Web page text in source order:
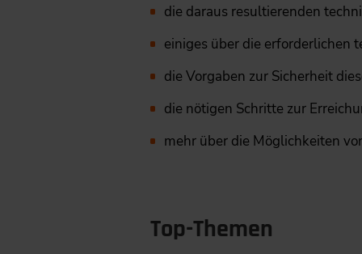
die daraus resultierenden
einiges über die erforderlichen
die Vorgaben zur Sicherheit
die nötigen Schritte zur
mehr über die Möglichkeiten
Top-Themen